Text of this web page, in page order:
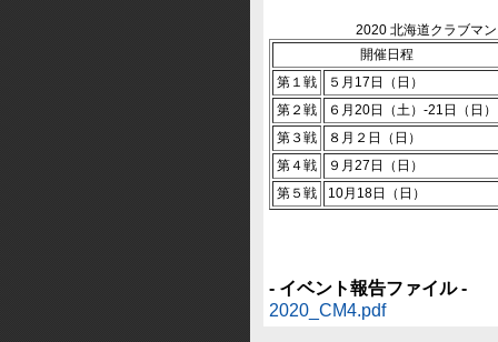
2020 北海道クラブマ
開催日程
第１戦
５月17日（日）
第２戦
６月20日（土）-21日（日）
第３戦
８月２日（日）
第４戦
９月27日（日）
第５戦
10月18日（日）
- イベント報告ファイル -
2020_CM4.pdf